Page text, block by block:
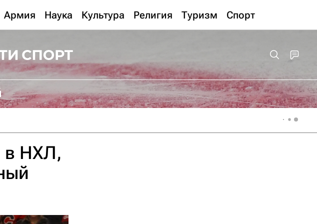
Армия Наука Культура Религия Туризм Спорт
в НХЛ,